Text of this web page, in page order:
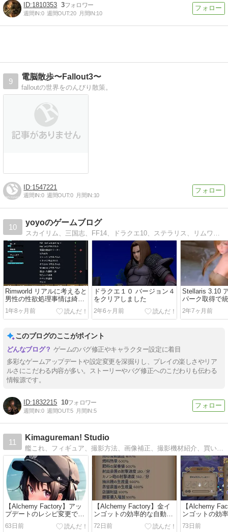
1810353 3
週間IN:0 週間OUT:20 月間IN:10
9
電脳散歩〜Fallout3〜
falloutの世界をのんびり散策。
1547221
週間IN:0 週間OUT:0 月間IN:10
10
yoyoのゲームブログ
Rimworld リアルに考えると
男性の性欲処理事情は綺麗
事では済まないのだろう
1年8ヶ月前
ドラクエ１０ バージョン４
をクリアしました
2年6ヶ月前
Stellaris 3.10
パーク取得で
レイトが強制
グがついに修
2年7ヶ月前
このブログのここがポイント
ゲームのバグ修正やキャラクター設定に着目
多彩なゲームアップデートや設定変更を深掘りし、プレイの楽しさやリア
ルさにこだわる内容が多い。ストーリーやバグ修正へのこだわりも伝わる
情報源です。
1832215 10
週間IN:0 週間OUT:5 月間IN:5
11
Kimagureman! Studio
【Alchemy Factory】アッ
プデートのレシピ変更でほ
ぼ全作り直し・・・
【steam】
63日前
【Alchemy Factory】金イ
ンゴットの効率的な自動
化・作り方【Steam】
72日前
【Alchemy
ンゴットの効
化・作り方【
73日前